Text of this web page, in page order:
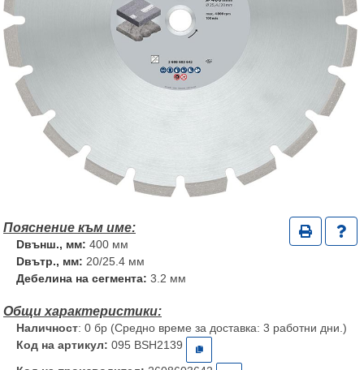
Dвънш., мм: 400 мм
Dвътр., мм: 20/25.4 мм
Дебелина на сегмента: 3.2 мм
Наличност: 0 бр (Средно време за доставка: 3 работни дни.)
Код на артикул: 095 BSH2139